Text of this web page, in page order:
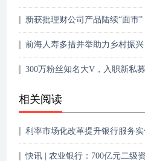
新获批理财公司产品陆续“面市
前海人寿多措并举助力乡村振兴
300万粉丝知名大V，入职新私
相关阅读
利率市场化改革提升银行服务
快讯 | 农业银行：700亿元二级